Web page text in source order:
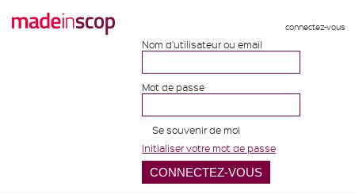
connectez-vous
Nom d'utilisateur ou email
Mot de passe
Se souvenir de moi
Initialiser votre mot de passe